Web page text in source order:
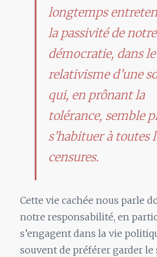
longtemps
la passivité de notre
démocratie, dans le
relativisme d’une
qui, en prônant la
tolérance, semble
s’habituer à toutes
censures.
Cette vie cachée nous parle
notre responsabilité, en
s’engagent dans la vie
souvent de préférer garder le